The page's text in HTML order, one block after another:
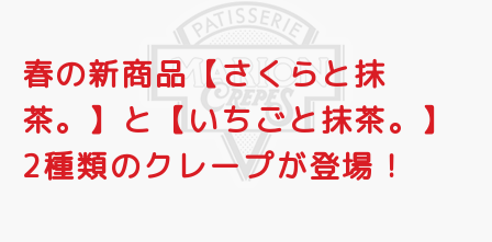
春の新商品【さくらと抹
茶。】と【いちごと抹茶。】
2種類のクレープが登場！